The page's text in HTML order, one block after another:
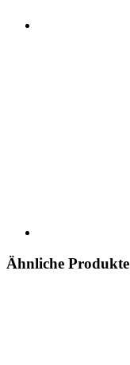
Ähnliche Produkte